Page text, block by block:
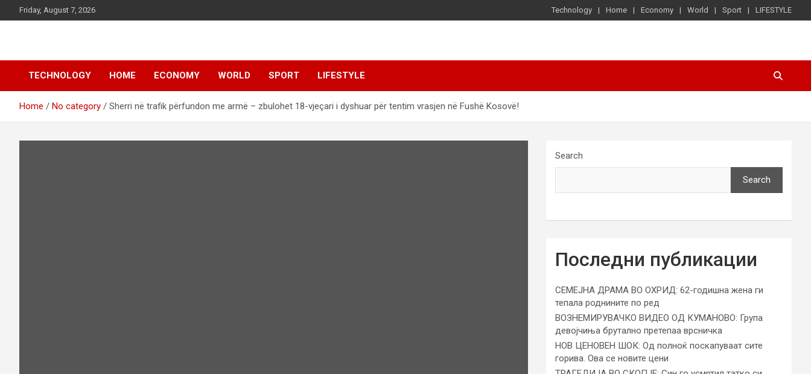
to
Friday, August 7, 2026 Technology Home Economy World Sport LIFESTYLE
d7-news.com
TECHNOLOGY HOME ECONOMY WORLD SPORT LIFESTYLE
Home No category Sherri në trafik përfundon me armë – zbulohet 18-vjeçari i dyshuar për tentim vrasjen në Fushë Kosovë!
Search
Search
Последни публикации
СЕМЕЈНА ДРАМА ВО ОХРИД: 62-годишна жена ги
тепала роднините по ред
ВОЗНЕМИРУВАЧКО ВИДЕО ОД КУМАНОВО: Група
девојчиња брутално претепаа врсничка
НОВ ЦЕНОВЕН ШОК: Од полноќ поскапуваат сите
горива. Ова се новите цени